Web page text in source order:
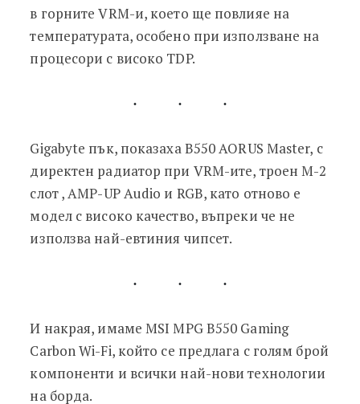
в горните VRM-и, което ще повлияе на
температурата, особено при използване на
процесори с високо TDP.
Gigabyte пък, показаха B550 AORUS Master, с
директен радиатор при VRM-ите, троен M-2
слот , AMP-UP Audio и RGB, като отново е
модел с високо качество, въпреки че не
използва най-евтиния чипсет.
И накрая, имаме MSI MPG B550 Gaming
Carbon Wi-Fi, който се предлага с голям брой
компоненти и всички най-нови технологии
на борда.